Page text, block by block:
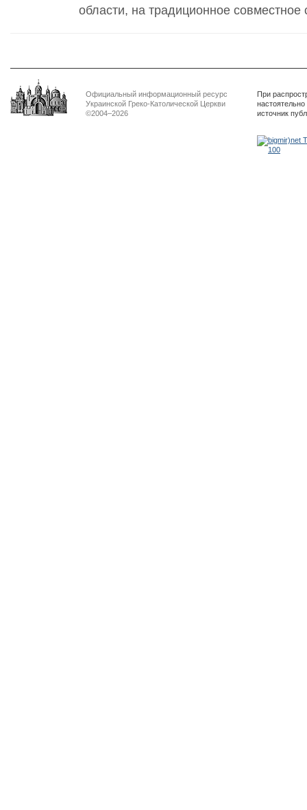
области, на традиционное
Официальный информационный ресурс
Украинской Греко-Католической Церкви
©2004–2026
При
источник